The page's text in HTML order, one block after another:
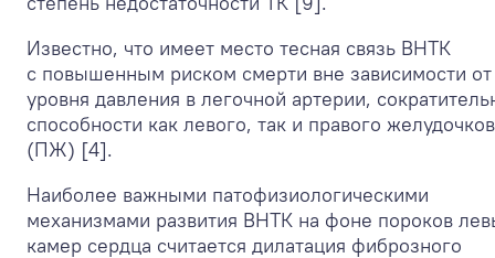
Известно, что имеет место тесная связь ВНТК
с повышенным риском смерти вне зависимости от
уровня давления в легочной артерии,
способности как левого, так и правого желудочков
(ПЖ) [4].
Наиболее важными патофизиологическими
механизмами развития ВНТК на фоне пороков
камер сердца считается дилатация фиброзного